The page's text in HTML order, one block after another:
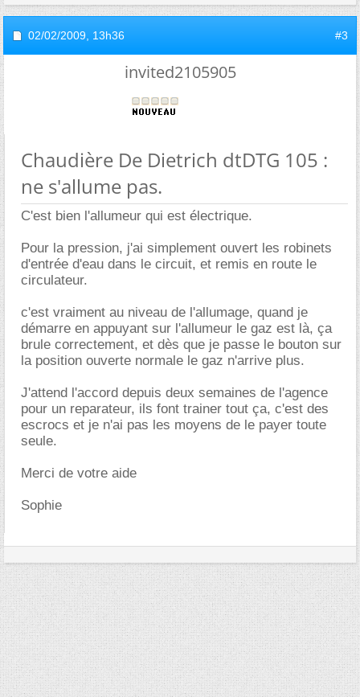
02/02/2009, 13h36 #3
invited2105905
Chaudière De Dietrich dtDTG 105 :
ne s'allume pas.
C'est bien l'allumeur qui est électrique.
Pour la pression, j'ai simplement ouvert les robinets
d'entrée d'eau dans le circuit, et remis en route le
circulateur.
c'est vraiment au niveau de l'allumage, quand je
démarre en appuyant sur l'allumeur le gaz est là, ça
brule correctement, et dès que je passe le bouton sur
la position ouverte normale le gaz n'arrive plus.
J'attend l'accord depuis deux semaines de l'agence
pour un reparateur, ils font trainer tout ça, c'est des
escrocs et je n'ai pas les moyens de le payer toute
seule.
Merci de votre aide
Sophie